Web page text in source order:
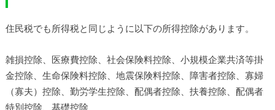
住民税でも所得税と同じように以下の所得控除があります。
雑損控除、医療費控除、社会保険料控除、小規模企業共済等掛
金控除、生命保険料控除、地震保険料控除、障害者控除、寡婦
（寡夫）控除、勤労学生控除、配偶者控除、扶養控除、配偶者
特別控除、基礎控除